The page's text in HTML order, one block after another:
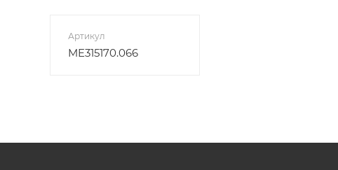
Артикул
ME315170.066